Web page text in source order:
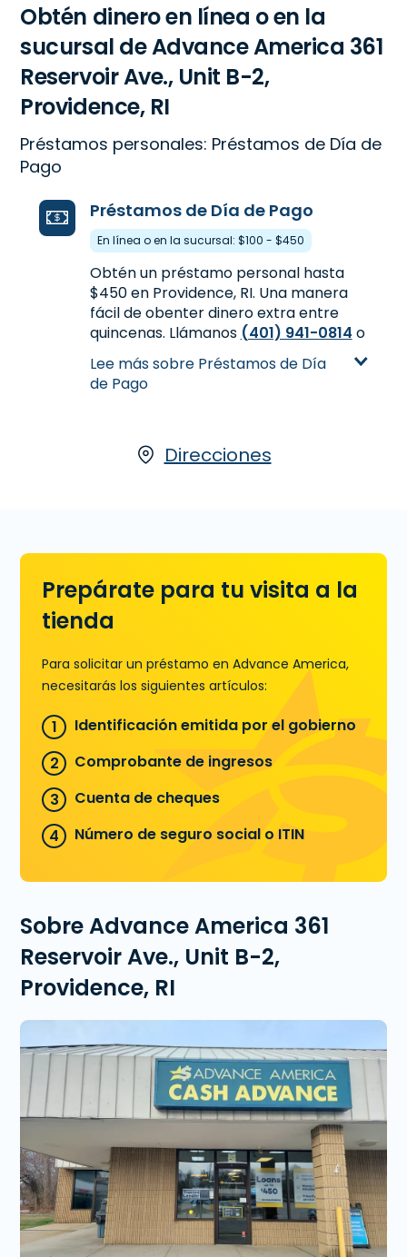
Obtén dinero en línea o en la
sucursal de Advance America 361
Reservoir Ave., Unit B-2,
Providence, RI
Préstamos personales: Préstamos de Día de
Pago
Préstamos de Día de Pago
En línea o en la sucursal: $100 - $450
Obtén un préstamo personal hasta
$450 en Providence, RI. Una manera
fácil de obenter dinero extra entre
quincenas. Llámanos (401) 941-0814 o
visítanos 361 Reservoir Ave., Unit B-2
en Providence, RI para más
información.
Día de Pago
Lee más sobre Préstamos de Día
de Pago
Direcciones
Prepárate para tu visita a la
tienda
Para solicitar un préstamo en Advance America,
necesitarás los siguientes artículos:
Identificación emitida por el gobierno
Comprobante de ingresos
Cuenta de cheques
Número de seguro social o ITIN
Sobre Advance America 361
Reservoir Ave., Unit B-2,
Providence, RI